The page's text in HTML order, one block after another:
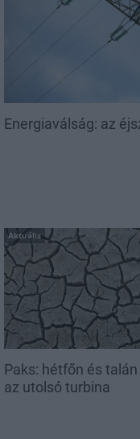
Energiaválság: az
Aktuális
Paks: hétfőn és
az utolsó turbina